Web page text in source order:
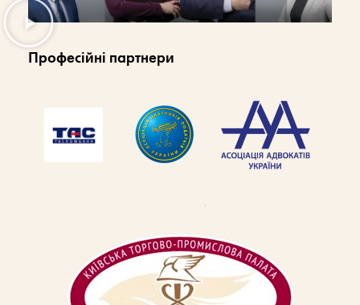
Професійні партнери